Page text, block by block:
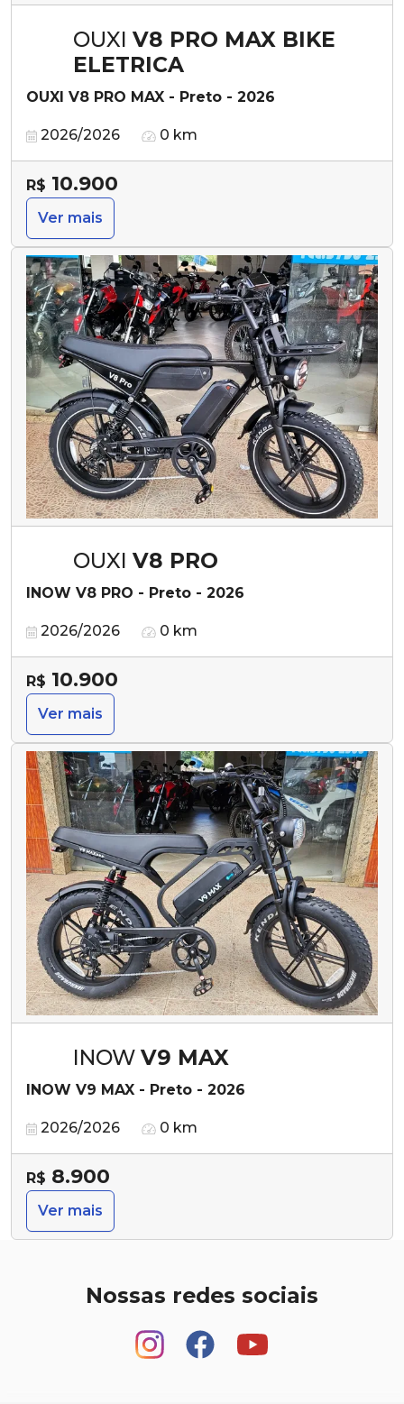
OUXI V8 PRO MAX BIKE
ELETRICA
OUXI V8 PRO MAX - Preto - 2026
2026/2026 0 km
R$ 10.900
Ver mais
OUXI V8 PRO
INOW V8 PRO - Preto - 2026
2026/2026 0 km
R$ 10.900
Ver mais
INOW V9 MAX
INOW V9 MAX - Preto - 2026
2026/2026 0 km
R$ 8.900
Ver mais
Nossas redes sociais